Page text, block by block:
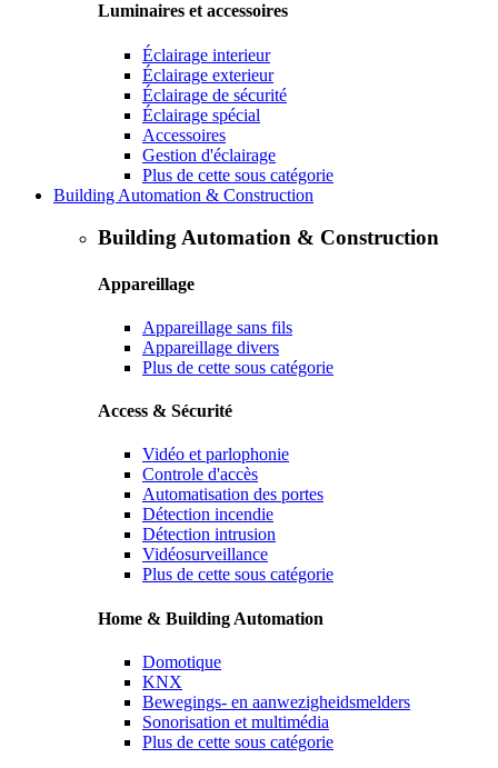
Luminaires et accessoires
Éclairage interieur
Éclairage exterieur
Éclairage de sécurité
Éclairage spécial
Accessoires
Gestion d'éclairage
Plus de cette sous catégorie
Building Automation & Construction
Building Automation & Construction
Appareillage
Appareillage sans fils
Appareillage divers
Plus de cette sous catégorie
Access & Sécurité
Vidéo et parlophonie
Controle d'accès
Automatisation des portes
Détection incendie
Détection intrusion
Vidéosurveillance
Plus de cette sous catégorie
Home & Building Automation
Domotique
KNX
Bewegings- en aanwezigheidsmelders
Sonorisation et multimédia
Plus de cette sous catégorie